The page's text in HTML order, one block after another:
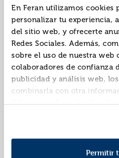
En Feran utilizamos cookies
personalizar tu experiencia,
del sitio web, y ofrecerte
Redes Sociales. Además,
sobre el uso de nuestra web
colaboradores de confianza
publicidad y análisis web,
combinarla con otra
del uso que hayas hecho de
consentimiento en
información consulta la
Política de Privacidad.
Permitir
Moztruos 5: la yaya
feroz
ISBN:9788411822701
Editorial:Sm
Autor:Mañas Romero,